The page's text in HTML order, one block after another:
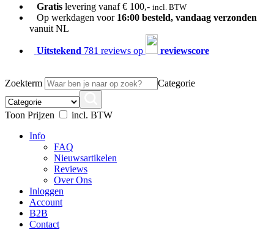
Gratislevering vanaf € 100,- incl. BTW
Op werkdagen voor 16:00 besteld, vandaag verzonden
vanuit NL
Uitstekend 781 reviews op reviewscore
Zoekterm Categorie
Toon Prijzen
incl. BTW
Info
FAQ
Nieuwsartikelen
Reviews
Over Ons
Inloggen
Account
B2B
Contact